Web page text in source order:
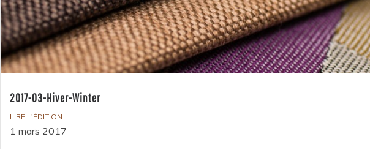
2017-03-Hiver-Winter
LIRE L'ÉDITION
1 mars 2017